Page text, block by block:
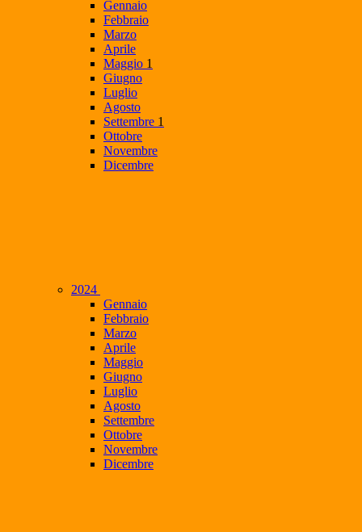
Gennaio
Febbraio
Marzo
Aprile
Maggio 1
Giugno
Luglio
Agosto
Settembre 1
Ottobre
Novembre
Dicembre
2024
Gennaio
Febbraio
Marzo
Aprile
Maggio
Giugno
Luglio
Agosto
Settembre
Ottobre
Novembre
Dicembre